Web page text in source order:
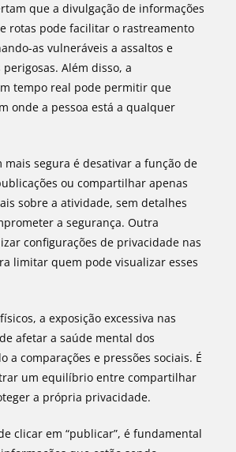
que a divulgação de informações
rotas pode facilitar o rastreamento
as vulneráveis a assaltos e
Além disso, a
tempo real pode permitir que
onde a pessoa está a qualquer
mais segura é desativar a função de
ou compartilhar apenas
sobre a atividade, sem detalhes
a segurança. Outra
configurações de privacidade nas
limitar quem pode visualizar esses
a exposição excessiva nas
afetar a saúde mental dos
a comparações e pressões sociais. É
um equilíbrio entre compartilhar
a própria privacidade.
clicar em “publicar”, é fundamental